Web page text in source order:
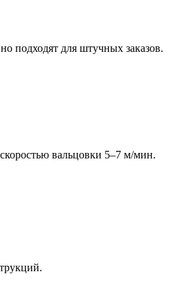
подходят для штучных заказов.
вальцовки 5–7 м/мин.